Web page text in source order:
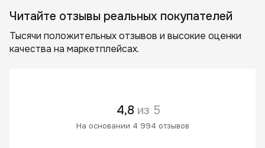
Читайте отзывы реальных покупателей
Тысячи положительных отзывов и высокие оценки
качества на маркетплейсах.
4,8 из 5
На основании 4 994 отзывов